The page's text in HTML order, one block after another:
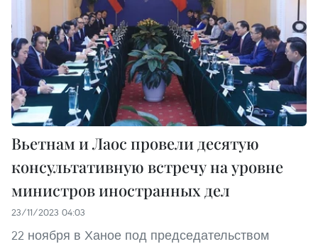
Вьетнам и Лаос провели десятую
консультативную встречу на уровне
министров иностранных дел
23/11/2023 04:03
22 ноября в Ханое под председательством